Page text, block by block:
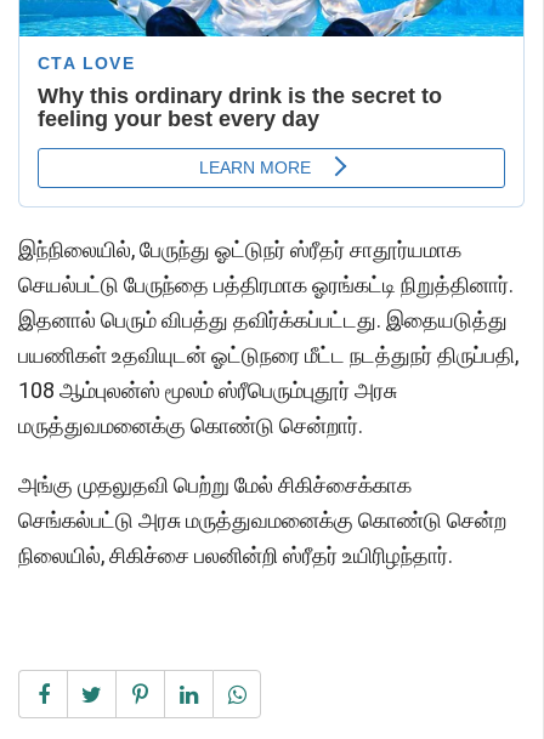
இந்நிலையில், பேருந்து ஓட்டுநர் ஸ்ரீதர் சாதூர்யமாக
செயல்பட்டு பேருந்தை பத்திரமாக ஓரங்கட்டி நிறுத்தினார்.
இதனால் பெரும் விபத்து தவிர்க்கப்பட்டது. இதையடுத்து
பயணிகள் உதவியுடன் ஓட்டுநரை மீட்ட நடத்துநர் திருப்பதி,
108 ஆம்புலன்ஸ் மூலம் ஸ்ரீபெரும்புதூர் அரசு
மருத்துவமனைக்கு கொண்டு சென்றார்.
அங்கு முதலுதவி பெற்று மேல் சிகிச்சைக்காக
செங்கல்பட்டு அரசு மருத்துவமனைக்கு கொண்டு சென்ற
நிலையில், சிகிச்சை பலனின்றி ஸ்ரீதர் உயிரிழந்தார்.